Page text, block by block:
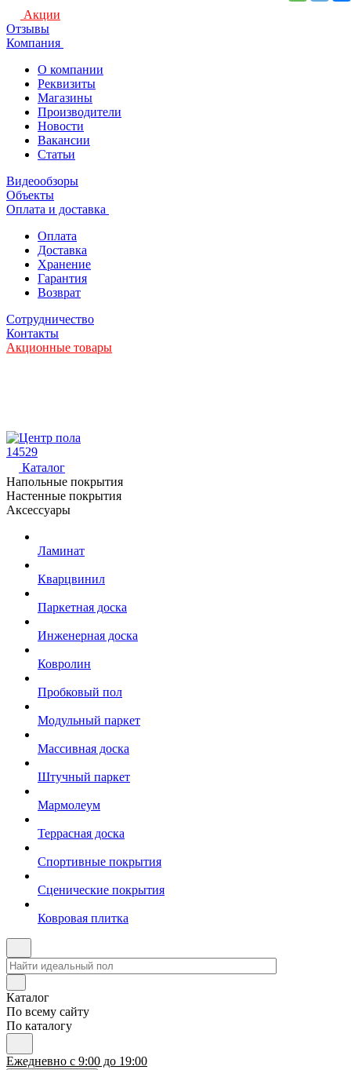
Акции
Отзывы
Компания
О компании
Реквизиты
Магазины
Производители
Новости
Вакансии
Статьи
Видеообзоры
Объекты
Оплата и доставка
Оплата
Доставка
Хранение
Гарантия
Возврат
Сотрудничество
Контакты
Акционные товары
14529
Каталог
Напольные покрытия
Настенные покрытия
Аксессуары
Ламинат
Кварцвинил
Паркетная доска
Инженерная доска
Ковролин
Пробковый пол
Модульный паркет
Массивная доска
Штучный паркет
Мармолеум
Террасная доска
Спортивные покрытия
Сценические покрытия
Ковровая плитка
Каталог
По всему сайту
По каталогу
Ежедневно с 9:00 до 19:00